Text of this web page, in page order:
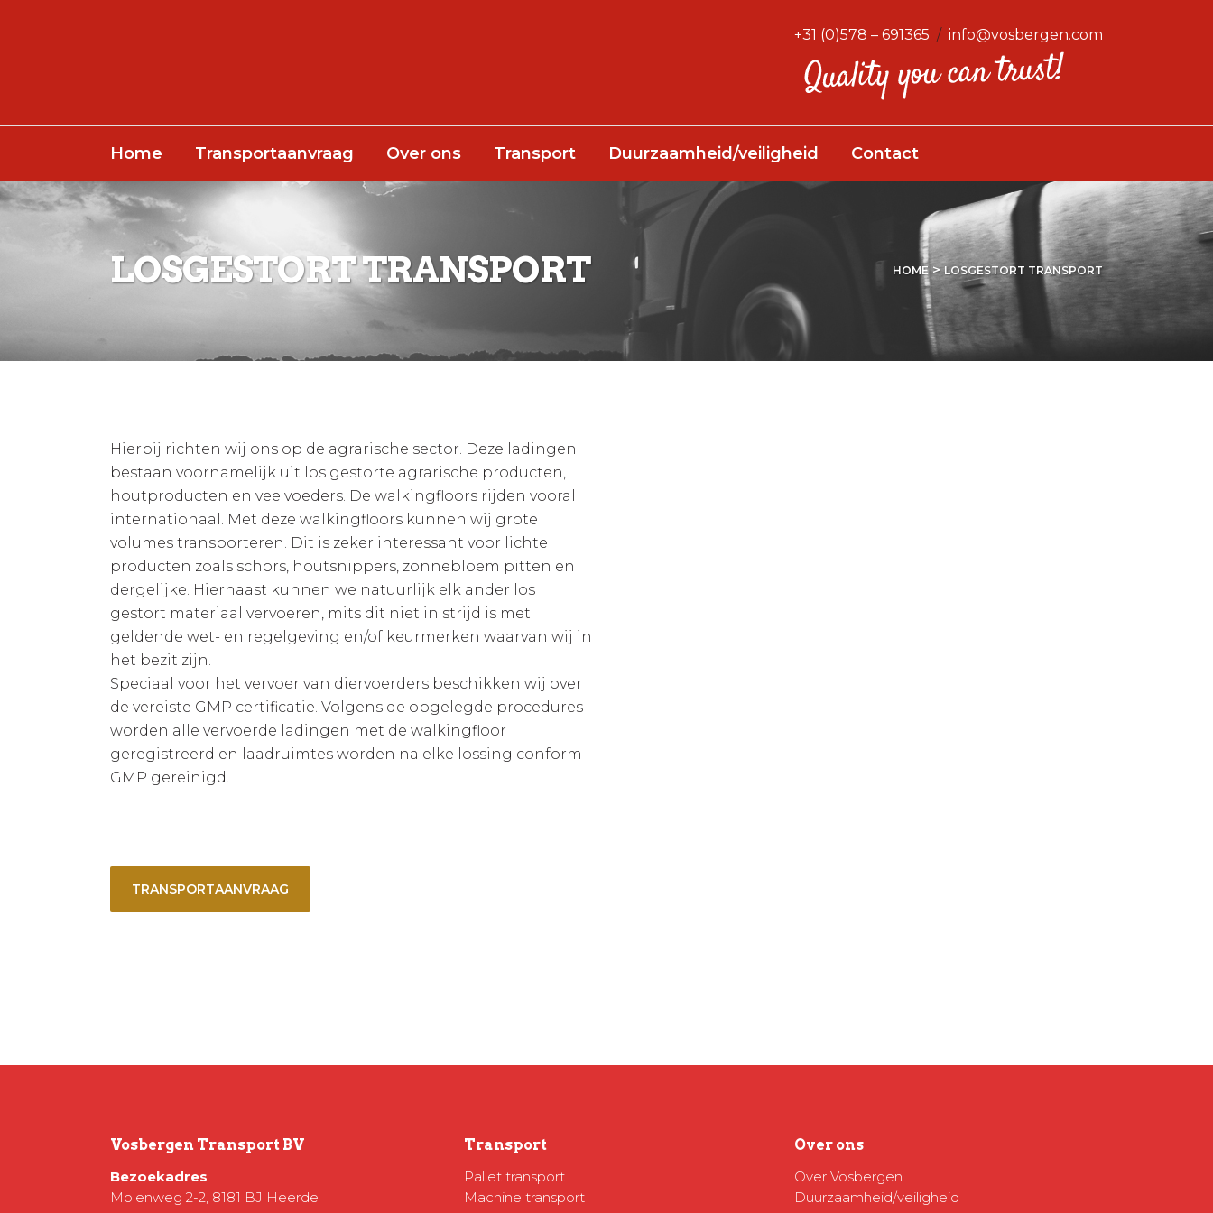
+31 (0)578 – 691365 / info@vosbergen.com
Home Transportaanvraag Over ons Transport Duurzaamheid/veiligheid Contact
LOSGESTORT TRANSPORT HOME>LOSGESTORT TRANSPORT
Hierbij richten wij ons op de agrarische sector. Deze ladingen
bestaan voornamelijk uit los gestorte agrarische producten,
houtproducten en vee voeders. De walkingfloors rijden vooral
internationaal. Met deze walkingfloors kunnen wij grote
volumes transporteren. Dit is zeker interessant voor lichte
producten zoals schors, houtsnippers, zonnebloem pitten en
dergelijke. Hiernaast kunnen we natuurlijk elk ander los
gestort materiaal vervoeren, mits dit niet in strijd is met
geldende wet- en regelgeving en/of keurmerken waarvan wij in
het bezit zijn.
Speciaal voor het vervoer van diervoerders beschikken wij over
de vereiste GMP certificatie. Volgens de opgelegde procedures
worden alle vervoerde ladingen met de walkingfloor
geregistreerd en laadruimtes worden na elke lossing conform
GMP gereinigd.
TRANSPORTAANVRAAG
Vosbergen Transport BV
Bezoekadres
Molenweg 2-2, 8181 BJ Heerde
Transport
Pallet transport
Machine transport
Over ons
Over Vosbergen
Duurzaamheid/veiligheid